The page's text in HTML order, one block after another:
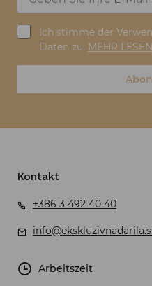
Ich stimme der
Daten zu. MEHR LESEN
Kontakt
+386 3 492 40 40
Arbeitszeit